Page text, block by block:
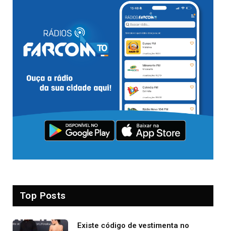
Top Posts
Existe código de vestimenta no